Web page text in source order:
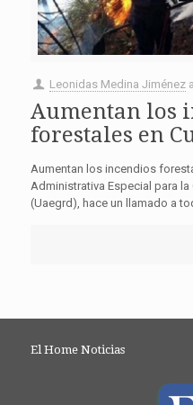
Leonidas Medina Jiménez
Aumentan los
forestales en
Aumentan los incendios
Administrativa Especial para
(Uaegrd), hace un llamado a
El Home Noticias